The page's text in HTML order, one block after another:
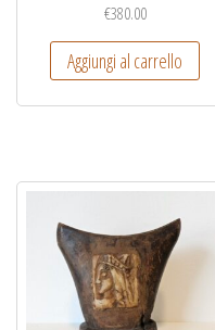
€380.00
Aggiungi al carrello